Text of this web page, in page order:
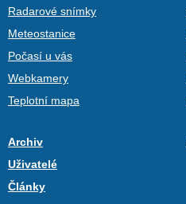
Radarové snímky
Meteostanice
Počasí u vás
Webkamery
Teplotní mapa
Archiv
Uživatelé
Články